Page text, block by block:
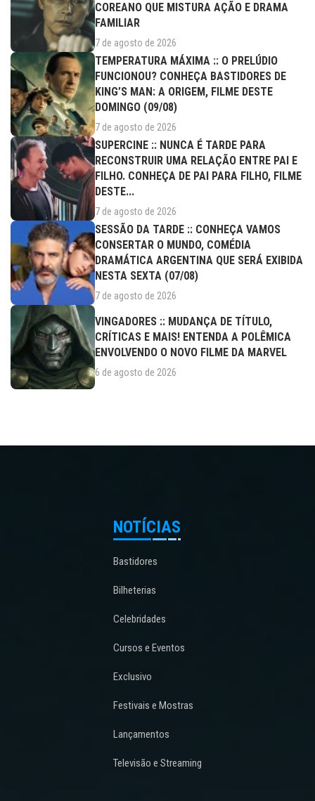
COREANO QUE MISTURA AÇÃO E DRAMA
FAMILIAR
7 de agosto de 2026
TEMPERATURA MÁXIMA :: O PRELÚDIO
FUNCIONOU? CONHEÇA BASTIDORES DE
KING’S MAN: A ORIGEM, FILME DESTE
DOMINGO (09/08)
7 de agosto de 2026
SUPERCINE :: NUNCA É TARDE PARA
RECONSTRUIR UMA RELAÇÃO ENTRE PAI E
FILHO. CONHEÇA DE PAI PARA FILHO, FILME
DESTE...
7 de agosto de 2026
SESSÃO DA TARDE :: CONHEÇA VAMOS
CONSERTAR O MUNDO, COMÉDIA
DRAMÁTICA ARGENTINA QUE SERÁ EXIBIDA
NESTA SEXTA (07/08)
7 de agosto de 2026
VINGADORES :: MUDANÇA DE TÍTULO,
CRÍTICAS E MAIS! ENTENDA A POLÊMICA
ENVOLVENDO O NOVO FILME DA MARVEL
6 de agosto de 2026
NOTÍCIAS
Bastidores
Bilheterias
Celebridades
Cursos e Eventos
Exclusivo
Festivais e Mostras
Lançamentos
Televisão e Streaming